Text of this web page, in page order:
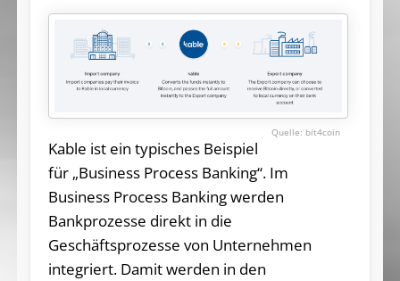
bit4coin
Kable ist ein typisches Beispiel
für „Business Process Banking“. Im
Business Process Banking werden
Bankprozesse direkt in die
Geschäftsprozesse von Unternehmen
integriert. Damit werden in den